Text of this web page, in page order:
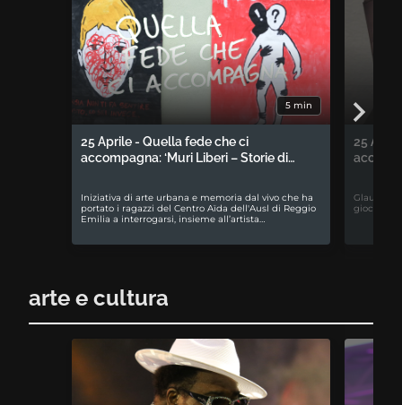
5 min
25 Aprile - Quella fede che ci
accompagna: ‘Muri Liberi – Storie di…
Iniziativa di arte urbana e memoria dal vivo che ha
portato i ragazzi del Centro Aïda dell'Ausl di Reggio
Emilia a interrogarsi, insieme all’artista…
25
Glauco
gioco da
arte e cultura